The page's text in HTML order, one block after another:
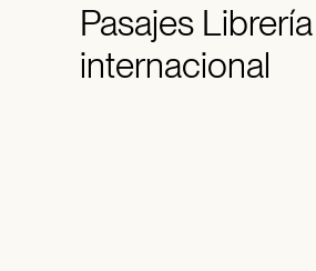
PasajesLibrería
internacional